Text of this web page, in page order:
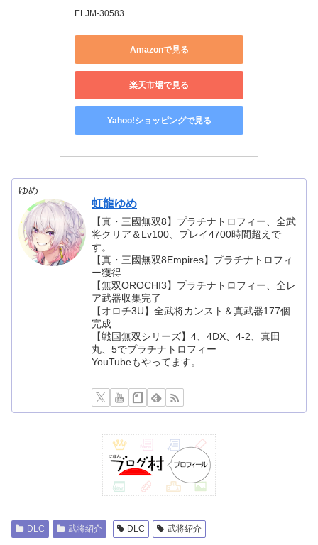
ELJM-30583
Amazonで見る
楽天市場で見る
Yahoo!ショッピングで見る
ゆめ
虹龍ゆめ
【真・三國無双8】プラチナトロフィー、全武
将クリア＆Lv100、プレイ4700時間超えで
す。
【真・三國無双8Empires】プラチナトロフィ
ー獲得
【無双OROCHI3】プラチナトロフィー、全レ
ア武器収集完了
【オロチ3U】全武将カンスト＆真武器177個
完成
【戦国無双シリーズ】4、4DX、4-2、真田
丸、5でプラチナトロフィー
YouTubeもやってます。
DLC 武将紹介 DLC 武将紹介